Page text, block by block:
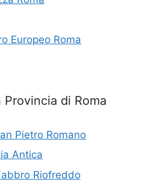
Europeo Roma
di Roma
Pietro Romano
Antica
Riofreddo